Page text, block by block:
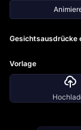
Gesichtsausdrücke
Vorlage